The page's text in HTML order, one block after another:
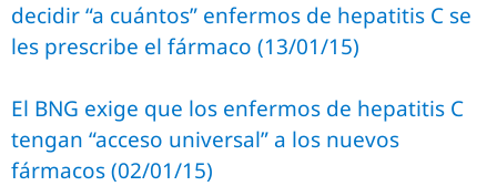
decidir “a cuántos” enfermos de hepatitis C se
les prescribe el fármaco (13/01/15)
El BNG exige que los enfermos de hepatitis C
tengan “acceso universal” a los nuevos
fármacos (02/01/15)